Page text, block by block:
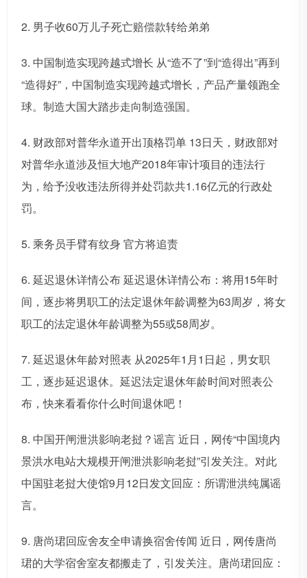
2. 男子收60万儿子死亡赔偿款转给弟弟
3. 中国制造实现跨越式增长 从“造不了”到“造得出”再到
“造得好”，中国制造实现跨越式增长，产品产量领跑全
球。制造大国大踏步走向制造强国。
4. 财政部对普华永道开出顶格罚单 13日天，财政部对
对普华永道涉及恒大地产2018年审计项目的违法行
为，给予没收违法所得并处罚款共1.16亿元的行政处
罚。
5. 乘务员手臂有纹身 官方将追责
6. 延迟退休详情公布 延迟退休详情公布：将用15年时
间，逐步将男职工的法定退休年龄调整为63周岁，将女
职工的法定退休年龄调整为55或58周岁。
7. 延迟退休年龄对照表 从2025年1月1日起，男女职
工，逐步延迟退休。延迟法定退休年龄时间对照表公
布，快来看看你什么时间退休吧！
8. 中国开闸泄洪影响老挝？谣言 近日，网传“中国境内
景洪水电站大规模开闸泄洪影响老挝”引发关注。对此
中国驻老挝大使馆9月12日发文回应：所谓泄洪纯属谣
言。
9. 唐尚珺回应舍友全申请换宿舍传闻 近日，网传唐尚
珺的大学宿舍室友都搬走了，引发关注。唐尚珺回应：